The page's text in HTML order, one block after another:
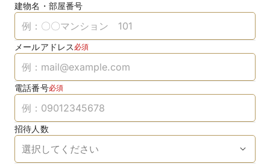
建物名・部屋番号
メールアドレス 必須
電話番号必須
招待人数